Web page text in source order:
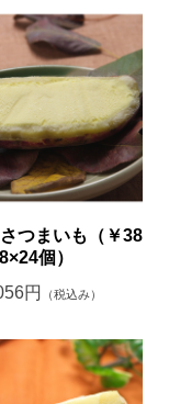
つまいも（￥38
8×24個）
円
（税込み）